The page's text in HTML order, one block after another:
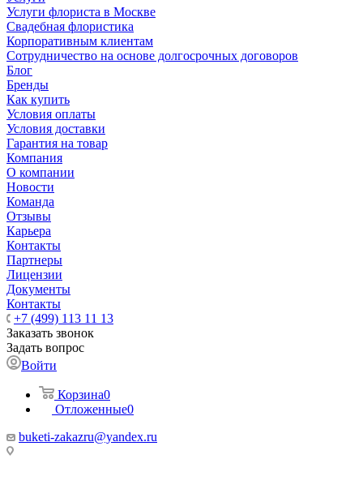
Услуги флориста в Москве
Свадебная флористика
Корпоративным клиентам
Сотрудничество на основе долгосрочных договоров
Блог
Бренды
Как купить
Условия оплаты
Условия доставки
Гарантия на товар
Компания
О компании
Новости
Команда
Отзывы
Карьера
Контакты
Партнеры
Лицензии
Документы
Контакты
+7 (499) 113 11 13
Заказать звонок
Задать вопрос
Войти
Корзина0
Отложенные0
buketi-zakazru@yandex.ru